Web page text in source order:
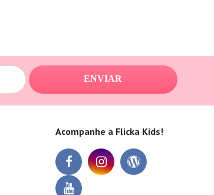
ENVIAR
Acompanhe a Flicka Kids!